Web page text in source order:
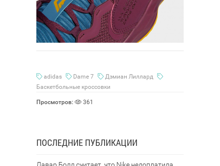
adidas Dame 7
Дэмиан Лиллард
Баскетбольные кроссовки
Просмотров: 361
ПОСЛЕДНИЕ ПУБЛИКАЦИИ